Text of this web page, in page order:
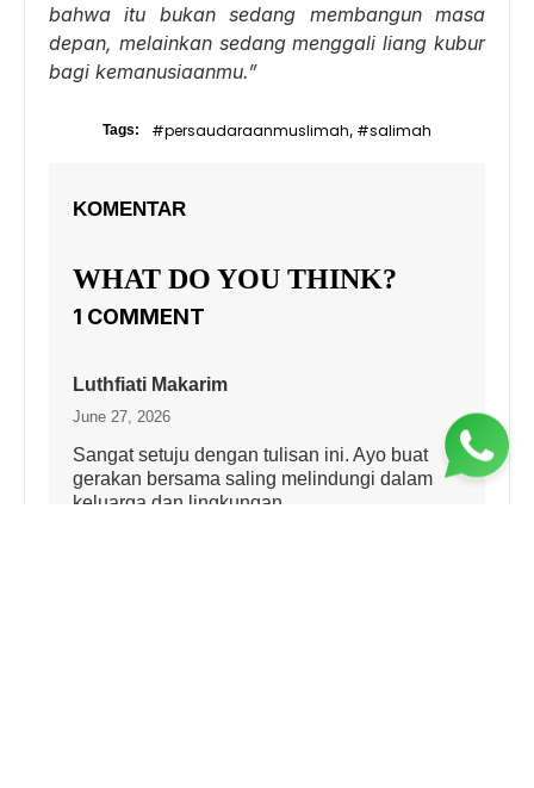
bahwa itu bukan sedang membangun masa
depan, melainkan sedang menggali liang kubur
bagi kemanusiaanmu.”
Tags: #persaudaraanmuslimah, #salimah
KOMENTAR
WHAT DO YOU THINK?
1 COMMENT
Luthfiati Makarim
June 27, 2026
Sangat setuju dengan tulisan ini. Ayo buat
gerakan bersama saling melindungi dalam
keluarga dan lingkungan.